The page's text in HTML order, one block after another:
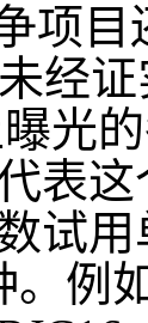
项
经
光
表
试
。例